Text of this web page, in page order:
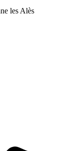
les Alès